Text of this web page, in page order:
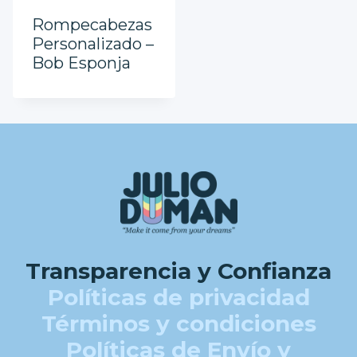
Rompecabezas
Personalizado –
Bob Esponja
Transparencia y Confianza
Políticas de privacidad
Términos y condiciones
Políticas de Envío y